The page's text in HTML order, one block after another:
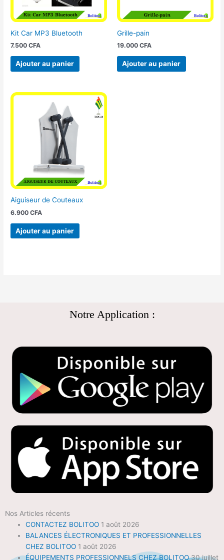
Kit Car MP3 Bluetooth
7.500CFA
Ajouter au panier
Grille-pain
19.000 CFA
Ajouter au panier
Aiguiseur de Couteaux
6.900CFA
Ajouter au panier
Notre Application :
Nos Articles récents
CONTACTEZ BOLITOO 1 août 2026
BALANCES ÉLECTRONIQUES ET PROFESSIONNELLES
CHEZ BOLITOO 1 août 2026
ÉQUIPEMENTS PROFESSIONNELS CHEZ BOLITOO 30 juillet